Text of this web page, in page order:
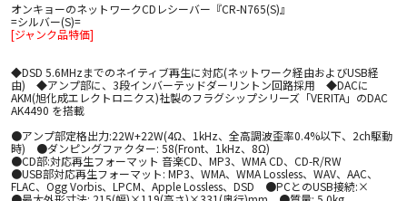
オンキョーのネットワークCDレシーバー『CR-N765(S)』
=シルバー(S)=
[ジャンク品特価]
◆DSD 5.6MHzまでのネイティブ再生に対応(ネットワーク経由およびUSB経
由) ◆アンプ部に、3段インバーテッドダーリントン回路採用 ◆DACに
AKM(旭化成エレクトロニクス)社製のフラグシップシリーズ「VERITA」のDAC
AK4490 を搭載
●アンプ部定格出力:22W+22W(4Ω、1kHz、全高調波歪率0.4%以下、2ch駆動
時) ●ダンピングファクター: 58(Front、1kHz、8Ω)
●CD部:対応再生フォーマット 音楽CD、MP3、WMA CD、CD-R/RW
●USB部対応再生フォーマット: MP3、WMA、WMA Lossless、WAV、AAC、
FLAC、Ogg Vorbis、LPCM、Apple Lossless、DSD ●PCとのUSB接続:×